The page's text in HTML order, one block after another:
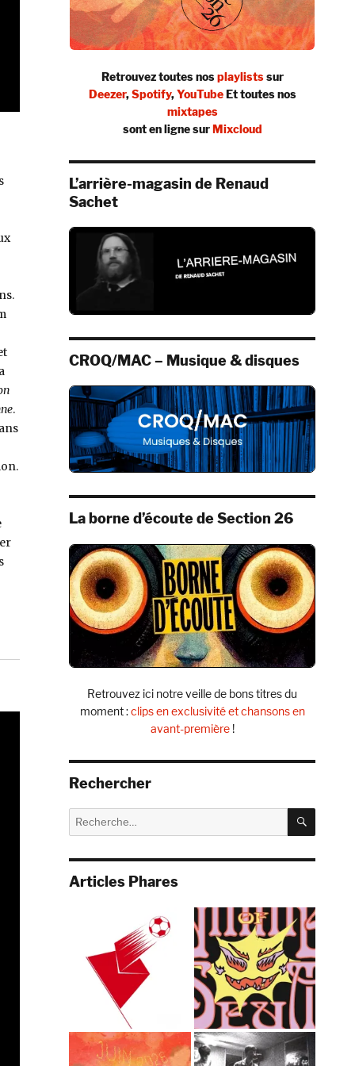
.
Retrouvez toutes nosplaylistssur
Deezer,Spotify,YouTubeEt toutes nos
mixtapes
sont en ligne surMixcloud
L’arrière-magasin de Renaud
Sachet
CROQ/MAC – Musique & disques
La borne d’écoute de Section 26
Retrouvez ici notre veille de bons titres du
moment :clips en exclusivité et chansons en
avant-première!
Rechercher
Recherche
pour :
Articles Phares